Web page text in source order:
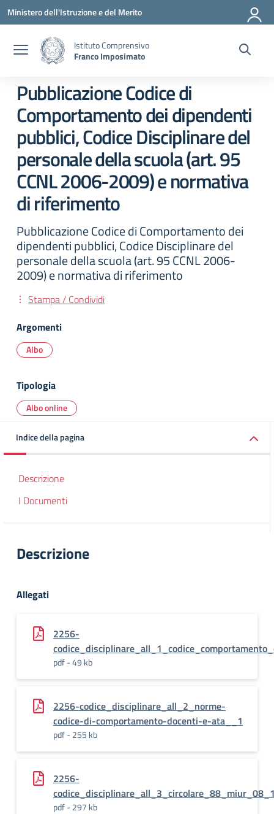
Vai ai contenuti
Vai al menu di navigazione
Vai al footer
Ministero dell'Istruzione e del Merito
Istituto Comprensivo
Franco Imposimato
Pubblicazione Codice di
Comportamento dei dipendenti
pubblici, Codice Disciplinare del
personale della scuola (art. 95
CCNL 2006-2009) e normativa
di riferimento
Pubblicazione Codice di Comportamento dei
dipendenti pubblici, Codice Disciplinare del
personale della scuola (art. 95 CCNL 2006-
2009) e normativa di riferimento
Stampa / Condividi
Argomenti
Albo
Tipologia
Albo online
Indice della pagina
Descrizione
I Documenti
Descrizione
Allegati
2256-
pdf - 49 kb
2256-codice_disciplinare_all_2_norme-
codice-di-comportamento-docenti-e-ata__1
pdf - 255 kb
2256-
pdf - 297 kb